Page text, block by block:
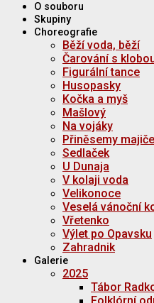
O souboru
Skupiny
Choreografie
Běží voda, běží
Čarování s
Figurální tance
Husopasky
Kočka a myš
Mašlový
Na vojáky
Přiněsemy
Sedlaček
U Dunaja
V kolaji voda
Velikonoce
Veselá vánoční
Vřetenko
Výlet po Opavsku
Zahradnik
Galerie
2025
Tábor